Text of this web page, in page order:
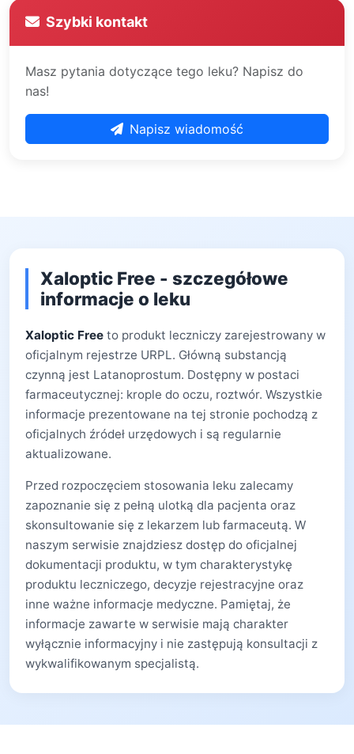
Szybki kontakt
Masz pytania dotyczące tego leku? Napisz do
nas!
Napisz wiadomość
Xaloptic Free - szczegółowe
informacje o leku
Xaloptic Free to produkt leczniczy zarejestrowany w
oficjalnym rejestrze URPL. Główną substancją
czynną jest Latanoprostum. Dostępny w postaci
farmaceutycznej: krople do oczu, roztwór. Wszystkie
informacje prezentowane na tej stronie pochodzą z
oficjalnych źródeł urzędowych i są regularnie
aktualizowane.
Przed rozpoczęciem stosowania leku zalecamy
zapoznanie się z pełną ulotką dla pacjenta oraz
skonsultowanie się z lekarzem lub farmaceutą. W
naszym serwisie znajdziesz dostęp do oficjalnej
dokumentacji produktu, w tym charakterystykę
produktu leczniczego, decyzje rejestracyjne oraz
inne ważne informacje medyczne. Pamiętaj, że
informacje zawarte w serwisie mają charakter
wyłącznie informacyjny i nie zastępują konsultacji z
wykwalifikowanym specjalistą.